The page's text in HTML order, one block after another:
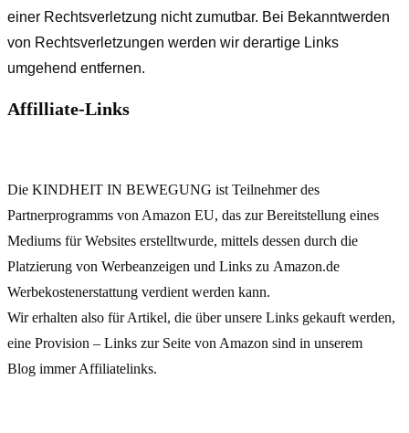
einer Rechtsverletzung nicht zumutbar. Bei Bekanntwerden
von Rechtsverletzungen werden wir derartige Links
umgehend entfernen.
Affilliate-Links
Die KINDHEIT IN BEWEGUNG ist Teilnehmer des
Partnerprogramms von Amazon EU, das zur Bereitstellung eines
Mediums für Websites erstelltwurde, mittels dessen durch die
Platzierung von Werbeanzeigen und Links zu Amazon.de
Werbekostenerstattung verdient werden kann.
Wir erhalten also für Artikel, die über unsere Links gekauft werden,
eine Provision – Links zur Seite von Amazon sind in unserem
Blog immer Affiliatelinks.